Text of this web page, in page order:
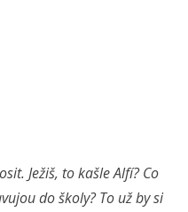
Ježiš, to kašle Alfí? Co
do školy? To už by si